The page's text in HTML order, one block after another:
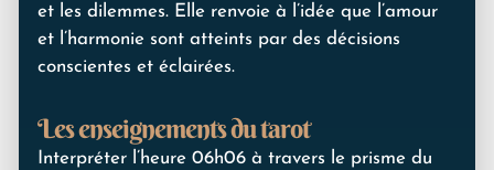
et les dilemmes. Elle renvoie à l’idée que l’amour
et l’harmonie sont atteints par des décisions
conscientes et éclairées.
Les enseignements du tarot
Interpréter l’heure 06h06 à travers le prisme du